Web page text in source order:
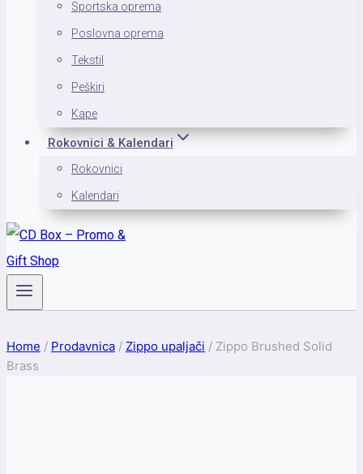
Sportska oprema
Poslovna oprema
Tekstil
Peškiri
Kape
Rokovnici & Kalendari
Rokovnici
Kalendari
Home / Prodavnica / Zippo upaljači / Zippo Brushed Solid
Brass